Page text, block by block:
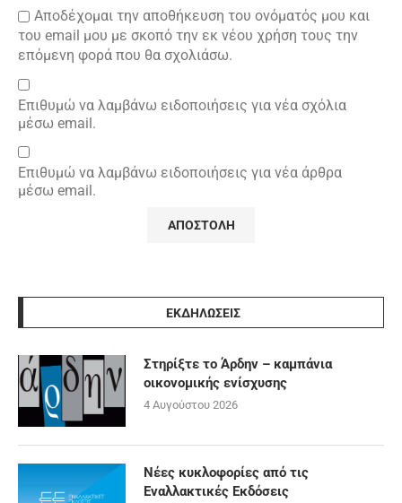
Αποδέχομαι την αποθήκευση του ονόματός μου και
του email μου με σκοπό την εκ νέου χρήση τους την
επόμενη φορά που θα σχολιάσω.
Επιθυμώ να λαμβάνω ειδοποιήσεις για νέα σχόλια
μέσω email.
Επιθυμώ να λαμβάνω ειδοποιήσεις για νέα άρθρα
μέσω email.
ΕΚΔΗΛΩΣΕΙΣ
Στηρίξτε το Άρδην – καμπάνια
οικονομικής ενίσχυσης
4 Αυγούστου 2026
Νέες κυκλοφορίες από τις
Εναλλακτικές Εκδόσεις